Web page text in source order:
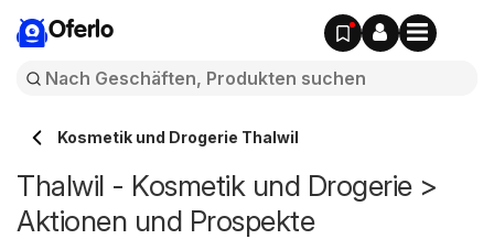
Oferlo
Kosmetik und Drogerie Thalwil
Thalwil - Kosmetik und Drogerie >
Aktionen und Prospekte